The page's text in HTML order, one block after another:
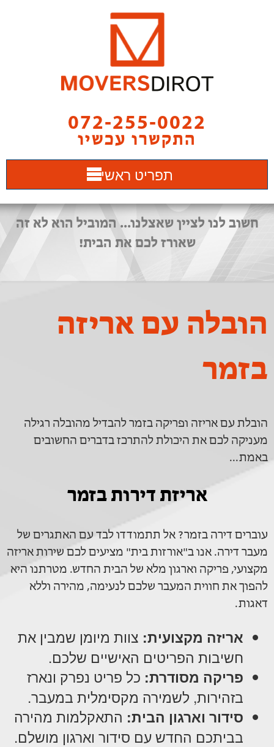
072-255-0022
התקשרו עכשיו
תפריט ראשי
חשוב לנו לציין שאצלנו... המוביל הוא לא זה
שאורז לכם את הבית!
הובלה עם אריזה
בזמר
הובלת עם אריזה ופריקה בזמר להבדיל מהובלה רגילה
מעניקה לכם את היכולת להתרכז בדברים החשובים
באמת...
אריזת דירות בזמר
עוברים דירה בזמר? אל תתמודדו לבד עם האתגרים של
מעבר דירה. אנו ב"אורזות בית" מציעים לכם שירות אריזה
מקצועי, פריקה וארגון מלא של הבית החדש. מטרתנו היא
להפוך את חווית המעבר שלכם לנעימה, מהירה וללא
דאגות.
אריזה מקצועית: צוות מיומן שמבין את
חשיבות הפריטים האישיים שלכם.
פריקה מסודרת: כל פריט נפרק ונארז
בזהירות, לשמירה מקסימלית במעבר.
סידור וארגון הבית: התאקלמות מהירה
בביתכם החדש עם סידור וארגון מושלם.